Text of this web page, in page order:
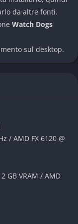
e
circostante,
informazioni
alle missioni,
dal punto di vista
gioco può essere
texture
da altre fonti.
Watch Dogs
sul desktop.
/ AMD FX 6120 @
GB VRAM / AMD